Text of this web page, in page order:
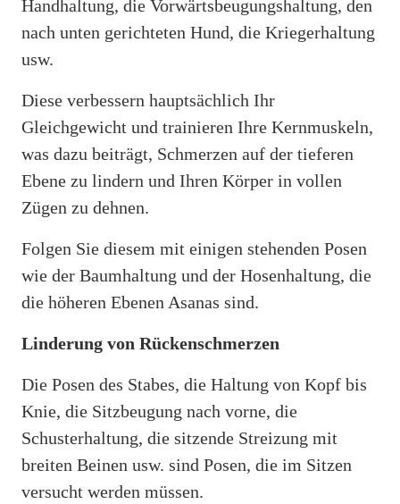
Handhaltung, die Vorwärtsbeugungshaltung, den
nach unten gerichteten Hund, die Kriegerhaltung
usw.
Diese verbessern hauptsächlich Ihr
Gleichgewicht und trainieren Ihre Kernmuskeln,
was dazu beiträgt, Schmerzen auf der tieferen
Ebene zu lindern und Ihren Körper in vollen
Zügen zu dehnen.
Folgen Sie diesem mit einigen stehenden Posen
wie der Baumhaltung und der Hosenhaltung, die
die höheren Ebenen Asanas sind.
Linderung von Rückenschmerzen
Die Posen des Stabes, die Haltung von Kopf bis
Knie, die Sitzbeugung nach vorne, die
Schusterhaltung, die sitzende Streizung mit
breiten Beinen usw. sind Posen, die im Sitzen
versucht werden müssen.